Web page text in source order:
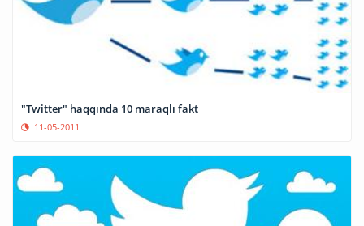
"Twitter" haqqında 10 maraqlı fakt
11-05-2011